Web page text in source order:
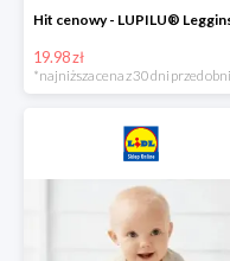
19.98 zł